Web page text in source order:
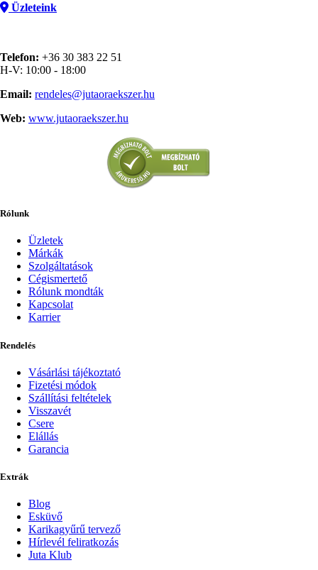
Üzleteink
Telefon: +36 30 383 22 51
H-V: 10:00 - 18:00
Email: rendeles@jutaoraekszer.hu
Web: www.jutaoraekszer.hu
Rólunk
Üzletek
Márkák
Szolgáltatások
Cégismertető
Rólunk mondták
Kapcsolat
Karrier
Rendelés
Vásárlási tájékoztató
Fizetési módok
Szállítási feltételek
Visszavét
Csere
Elállás
Garancia
Extrák
Blog
Esküvő
Karikagyűrű tervező
Hírlevél feliratkozás
Juta Klub